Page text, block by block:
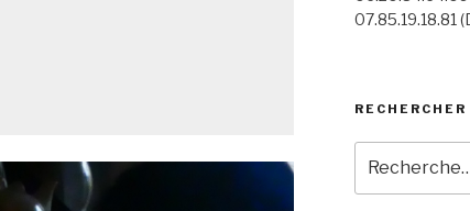
07.85.19.18.81
RECHERCHER
pour
: